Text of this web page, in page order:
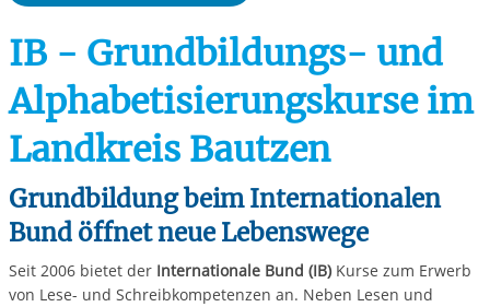
IB - Grundbildungs- und
Alphabetisierungskurse im
Landkreis Bautzen
Grundbildung beim Internationalen
Bund öffnet neue Lebenswege
Seit 2006 bietet der Internationale Bund (IB)Kurse zum Erwerb
von Lese- und Schreibkompetenzen an. Neben Lesen und